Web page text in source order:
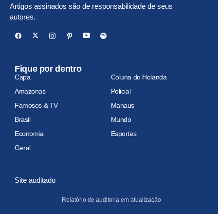
Artigos assinados são de responsabilidade de seus
autores.
Fique por dentro
Capa
Coluna do Holanda
Amazonas
Policial
Famosos & TV
Manaus
Brasil
Mundo
Economia
Esportes
Geral
Site auditado
Relatório de auditoria em atualização